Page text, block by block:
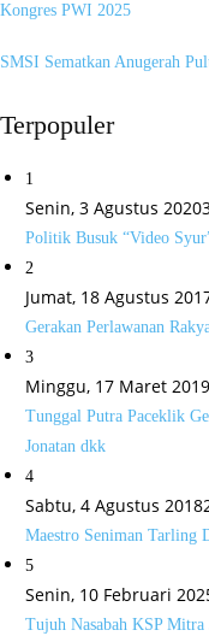
Kongres PWI 2025
SMSI Sematkan Anugerah
Terpopuler
1
Senin, 3 Agustus 2020
Politik Busuk “Video
2
Jumat, 18 Agustus
Gerakan Perlawanan
3
Minggu, 17 Maret 2019
Tunggal Putra Paceklik
Jonatan dkk
4
Sabtu, 4 Agustus 2018
Maestro Seniman Tarling
5
Senin, 10 Februari
Tujuh Nasabah KSP